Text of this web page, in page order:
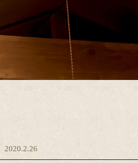
2020.2.26